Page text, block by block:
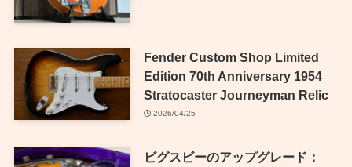
Fender Custom Shop Limited
Edition 70th Anniversary 1954
Stratocaster Journeyman Relic
2026/04/25
ビグスビーのアップグレード：